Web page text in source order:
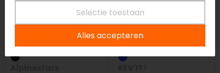
Selectie toestaan
Alles accepteren